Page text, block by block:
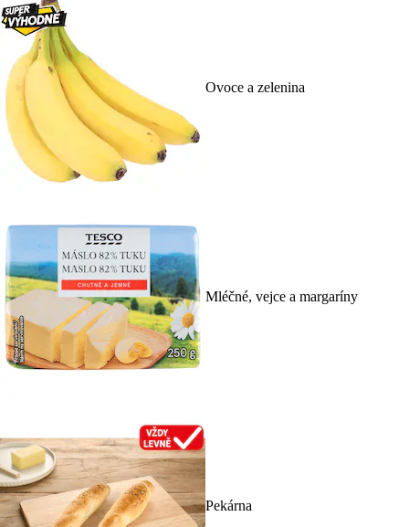
Ovoce a zelenina
Mléčné, vejce a margaríny
Pekárna